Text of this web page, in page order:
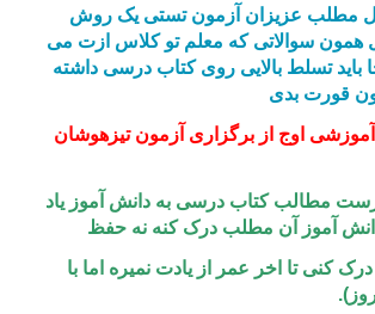
مطلب عزیزان آزمون تستی یک روش
سوالاتی که معلم تو کلاس ازت می
باید تسلط بالایی روی کتاب درسی داشته
قورت بدی
اوج از برگزاری آزمون تیزهوشان
مطالب کتاب درسی به دانش آموز یاد
آموز آن مطلب درک کنه نه حفظ
کنی تا اخر عمر از یادت نمیره اما با